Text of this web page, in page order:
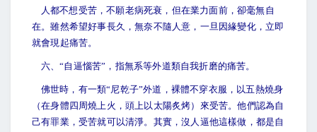
人都不想受苦，不願老病死衰，但在業力面前，卻毫無自
在。雖然希望好事長久，無奈不隨人意，一旦因緣變化，立即
就會現起痛苦。
六、“自逼惱苦”，指無系等外道類自我折磨的痛苦。
佛世時，有一類“尼乾子”外道，裸體不穿衣服，以五熱燒身
（在身體四周燒上火，頭上以太陽炙烤）來受苦。他們認為自
己有罪業，受苦就可以清淨。其實，沒人逼他這樣做，都是自